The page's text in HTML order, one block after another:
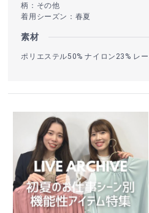
柄：その他
着用シーズン：春夏
素材
ポリエステル50% ナイロン23% レ